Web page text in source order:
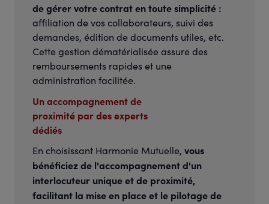
de gérer votre contrat en toute simplicité :
affiliation de vos collaborateurs, suivi des
demandes, édition de documents utiles, etc.
Cette gestion dématérialisée assure des
remboursements rapides et une
administration facilitée.
Un accompagnement de
proximité par des experts
dédiés
En choisissant Harmonie Mutuelle, vous
bénéficiez de l'accompagnement d'un
interlocuteur unique et de proximité,
facilitant la mise en place et le pilotage de